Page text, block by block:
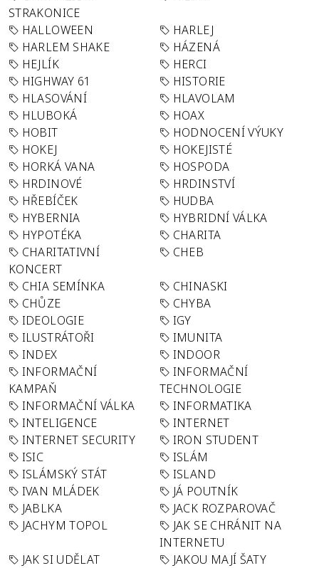
STRAKONICE
HALLOWEEN
HARLEJ
HARLEM SHAKE
HÁZENÁ
HEJLÍK
HERCI
HIGHWAY 61
HISTORIE
HLASOVÁNÍ
HLAVOLAM
HLUBOKÁ
HOAX
HOBIT
HODNOCENÍ VÝUKY
HOKEJ
HOKEJISTÉ
HORKÁ VANA
HOSPODA
HRDINOVÉ
HRDINSTVÍ
HŘEBÍČEK
HUDBA
HYBERNIA
HYBRIDNÍ VÁLKA
HYPOTÉKA
CHARITA
CHARITATIVNÍ
KONCERT
CHEB
CHIA SEMÍNKA
CHINASKI
CHŮZE
CHYBA
IDEOLOGIE
IGY
ILUSTRÁTOŘI
IMUNITA
INDEX
INDOOR
INFORMAČNÍ
KAMPAŇ
INFORMAČNÍ
TECHNOLOGIE
INFORMAČNÍ VÁLKA
INFORMATIKA
INTELIGENCE
INTERNET
INTERNET SECURITY
IRON STUDENT
ISIC
ISLÁM
ISLÁMSKÝ STÁT
ISLAND
IVAN MLÁDEK
JÁ POUTNÍK
JABLKA
JACK ROZPAROVAČ
JACHYM TOPOL
JAK SE CHRÁNIT NA
INTERNETU
JAK SI UDĚLAT
JAKOU MAJÍ ŠATY